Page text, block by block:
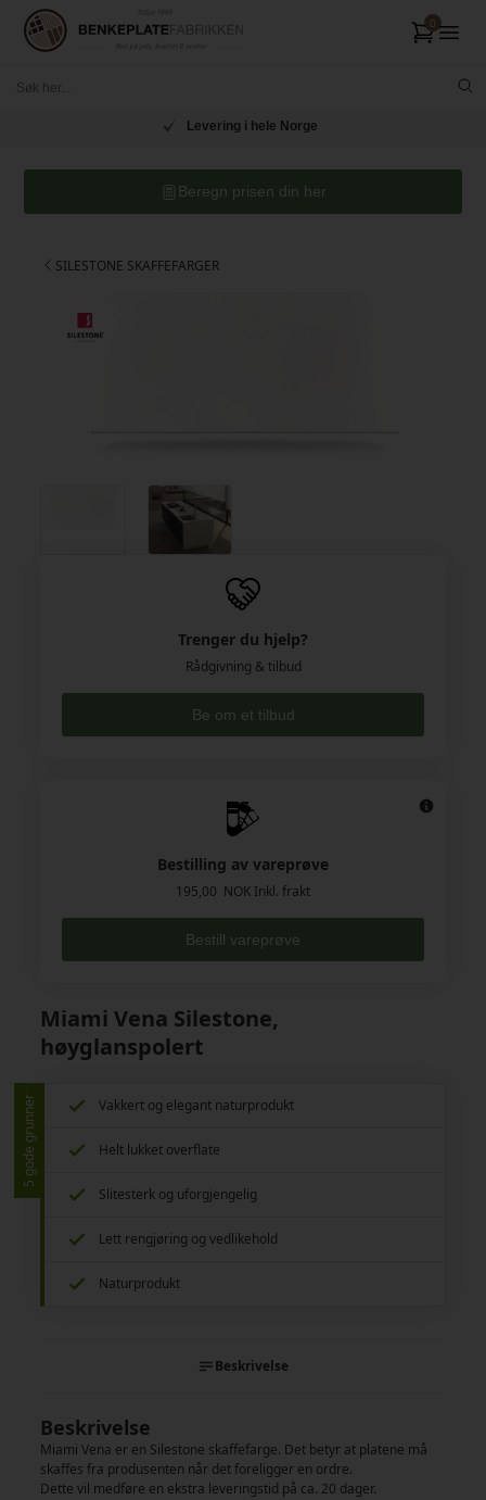
Levering i hele Norge
Beregn prisen din her
SILESTONE SKAFFEFARGER
Miami Vena Silestone,
høyglanspolert
5 gode grunner Vakkert og elegant naturprodukt
Helt lukket overflate
Slitesterk og uforgjengelig
Lett rengjøring og vedlikehold
Naturprodukt
Trenger du hjelp?
Rådgivning & tilbud
Be om et tilbud
Bestilling av vareprøve
195,00 NOK Inkl. frakt
Bestill vareprøve
Beskrivelse
Beskrivelse
Miami Vena er en Silestone skaffefarge. Det betyr at platene må
skaffes fra produsenten når det foreligger en ordre.
Dette vil medføre en ekstra leveringstid på ca. 20 dager.